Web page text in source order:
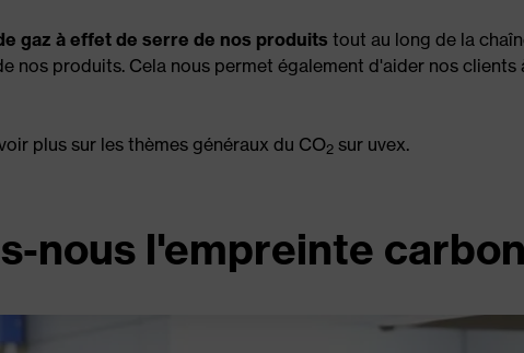
gaz à effet de serre de nos produits tout au long de la
nos produits. Cela nous permet également d'aider nos
plus sur les thèmes généraux du CO2 sur uvex.
nous l'empreinte